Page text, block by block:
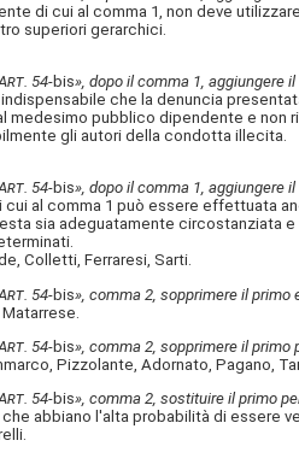
di cui al comma 1, non deve
superiori gerarchici.
rt. 54-bis», dopo il comma 1, aggiungere
che la denuncia
medesimo pubblico dipendente e non
gli autori della condotta illecita.
rt. 54-bis», dopo il comma 1, aggiungere
cui al comma 1 può essere effettuata
sia adeguatamente circostanziata
Colletti, Ferraresi, Sarti.
rt . 54-bis», comma 2, sopprimere il primo
rt . 54-bis», comma 2, sopprimere il primo
Pizzolante, Adornato, Pagano,
rt . 54-bis», comma 2, sostituire il primo
abbiano l'alta probabilità di essere